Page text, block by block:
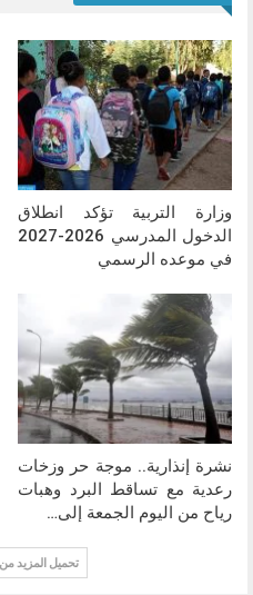
وزارة التربية تؤكد انطلاق
الدخول المدرسي 2026-2027
في موعده الرسمي
نشرة إنذارية.. موجة حر وزخات
رعدية مع تساقط البرد وهبات
رياح من اليوم الجمعة إلى…
تحميل المزيد